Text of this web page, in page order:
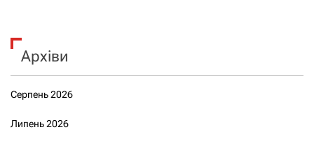
Архіви
Серпень 2026
Липень 2026